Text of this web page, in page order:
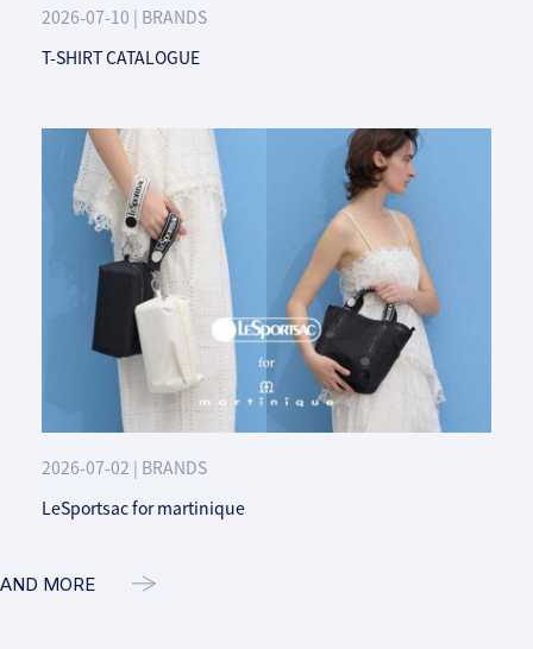
2026-07-10 | BRANDS
T-SHIRT CATALOGUE
2026-07-02 | BRANDS
LeSportsac for martinique
AND MORE